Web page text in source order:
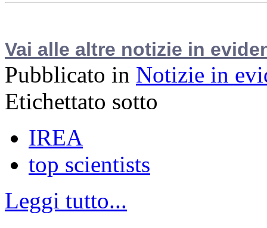
Vai alle altre notizie in
Pubblicato in Notizie in
Etichettato sotto
IREA
top scientists
Leggi tutto...